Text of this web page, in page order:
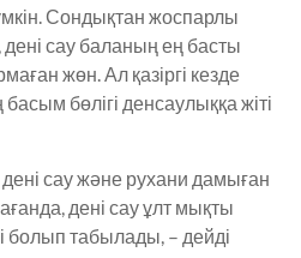
Сондықтан жоспарлы
дені сау баланың ең басты
жөн. Ал қазіргі кезде
бөлігі денсаулыққа жіті
дені сау және рухани дамыған
дені сау ұлт мықты
болып табылады, – дейді